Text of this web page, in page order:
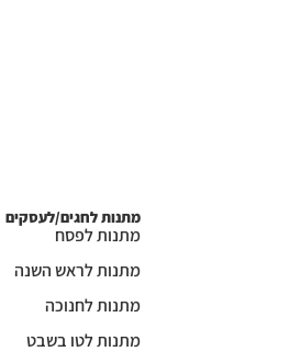
מתנות לחגים/לעסקים
מתנות לפסח
מתנות לראש השנה
מתנות לחנוכה
מתנות לטו בשבט